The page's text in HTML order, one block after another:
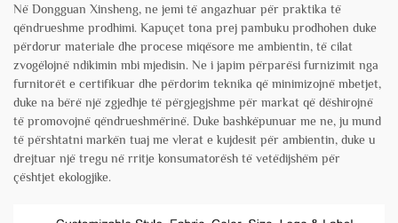
Në Dongguan Xinsheng, ne jemi të angazhuar për praktika të
qëndrueshme prodhimi. Kapuçet tona prej pambuku prodhohen duke
përdorur materiale dhe procese miqësore me ambientin, të cilat
zvogëlojnë ndikimin mbi mjedisin. Ne i japim përparësi furnizimit nga
furnitorët e certifikuar dhe përdorim teknika që minimizojnë mbetjet,
duke na bërë një zgjedhje të përgjegjshme për markat që dëshirojnë
të promovojnë qëndrueshmërinë. Duke bashkëpunuar me ne, ju mund
të përshtatni markën tuaj me vlerat e kujdesit për ambientin, duke u
drejtuar një tregu në rritje konsumatorësh të vetëdijshëm për
çështjet ekologjike.